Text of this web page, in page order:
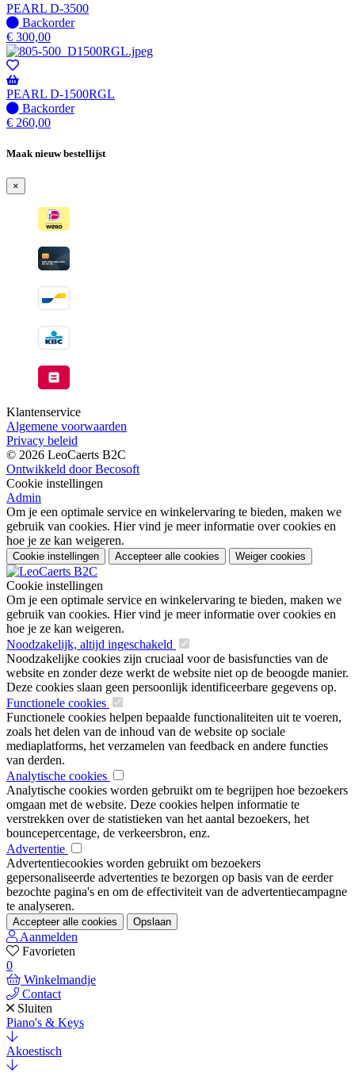
PEARL D-3500
Niet
op
voorraad
-
Wordt
verzonden
wanneer
beschikbaar
Backorder
€ 300,00
PEARL D-1500RGL
Niet
op
-
verzonden
wanneer
beschikbaar
Backorder
€ 260,00
Maak nieuw bestellijst
×
Klantenservice
Algemene voorwaarden
Privacy beleid
© 2026 LeoCaerts B2C
Ontwikkeld door Becosoft
Cookie instellingen
Admin
Om je een optimale service en winkelervaring te bieden, maken we
gebruik van cookies. Hier vind je meer informatie over cookies en
hoe je ze kan weigeren.
Cookie instellingen Accepteer alle cookies Weiger cookies
Cookie instellingen
Om je een optimale service en winkelervaring te bieden, maken we
gebruik van cookies. Hier vind je meer informatie over cookies en
hoe je ze kan weigeren.
Noodzakelijk, altijd ingeschakeld
Noodzakelijke cookies zijn cruciaal voor de basisfuncties van de
website en zonder deze werkt de website niet op de beoogde manier.
Deze cookies slaan geen persoonlijk identificeerbare gegevens op.
Functionele cookies
Functionele cookies helpen bepaalde functionaliteiten uit te voeren,
zoals het delen van de inhoud van de website op sociale
mediaplatforms, het verzamelen van feedback en andere functies
van derden.
Analytische cookies
Analytische cookies worden gebruikt om te begrijpen hoe bezoekers
omgaan met de website. Deze cookies helpen informatie te
verstrekken over de statistieken van het aantal bezoekers, het
bouncepercentage, de verkeersbron, enz.
Advertentie
Advertentiecookies worden gebruikt om bezoekers
gepersonaliseerde advertenties te bezorgen op basis van de eerder
bezochte pagina's en om de effectiviteit van de advertentiecampagne
te analyseren.
Accepteer alle cookies Opslaan
Aanmelden
Favorieten
0
Winkelmandje
Contact
Sluiten
Piano's & Keys
Akoestisch